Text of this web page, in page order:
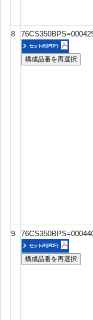
8
構成品番を再選択
9
構成品番を再選択